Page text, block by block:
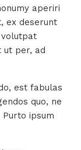
aperiri
ex deserunt
volutpat
ut per, ad
est fabulas
quo, ne
ipsum